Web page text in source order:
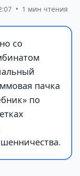
• 1 мин чтения
со
пачка
по